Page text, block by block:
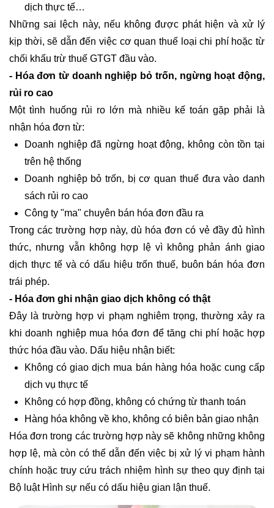
dịch thực tế…
Những sai lệch này, nếu không được phát hiện và xử lý
kịp thời, sẽ dẫn đến việc cơ quan thuế loại chi phí hoặc từ
chối khấu trừ thuế GTGT đầu vào.
- Hóa đơn từ doanh nghiệp bỏ trốn, ngừng hoạt động,
rủi ro cao
Một tình huống rủi ro lớn mà nhiều kế toán gặp phải là
nhận hóa đơn từ:
Doanh nghiệp đã ngừng hoạt động, không còn tồn tại
trên hệ thống
Doanh nghiệp bỏ trốn, bị cơ quan thuế đưa vào danh
sách rủi ro cao
Công ty "ma" chuyên bán hóa đơn đầu ra
Trong các trường hợp này, dù hóa đơn có vẻ đầy đủ hình
thức, nhưng vẫn không hợp lệ vì không phản ánh giao
dịch thực tế và có dấu hiệu trốn thuế, buôn bán hóa đơn
trái phép.
- Hóa đơn ghi nhận giao dịch không có thật
Đây là trường hợp vi phạm nghiêm trọng, thường xảy ra
khi doanh nghiệp mua hóa đơn để tăng chi phí hoặc hợp
thức hóa đầu vào. Dấu hiệu nhận biết:
Không có giao dịch mua bán hàng hóa hoặc cung cấp
dịch vụ thực tế
Không có hợp đồng, không có chứng từ thanh toán
Hàng hóa không về kho, không có biên bản giao nhận
Hóa đơn trong các trường hợp này sẽ không những không
hợp lệ, mà còn có thể dẫn đến việc bị xử lý vi phạm hành
chính hoặc truy cứu trách nhiệm hình sự theo quy định tại
Bộ luật Hình sự nếu có dấu hiệu gian lận thuế.